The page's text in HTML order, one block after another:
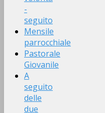
-
seguito
Mensile
parrocchiale
Pastorale
Giovanile
A
seguito
delle
due